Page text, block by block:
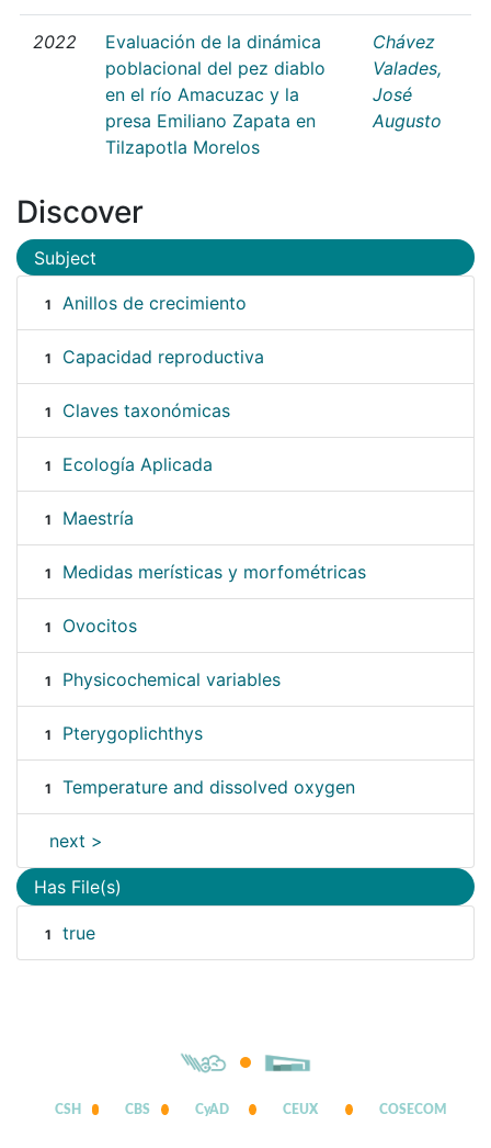
2022
Evaluación de la dinámica
poblacional del pez diablo
en el río Amacuzac y la
presa Emiliano Zapata en
Tilzapotla Morelos
Chávez
Valades,
José
Augusto
Discover
Subject
1 Anillos de crecimiento
1 Capacidad reproductiva
1 Claves taxonómicas
1 Ecología Aplicada
1 Maestría
1 Medidas merísticas y morfométricas
1 Ovocitos
1 Physicochemical variables
1 Pterygoplichthys
1 Temperature and dissolved oxygen
next >
Has File(s)
1 true
CSH CBS CyAD CEUX COSECOM